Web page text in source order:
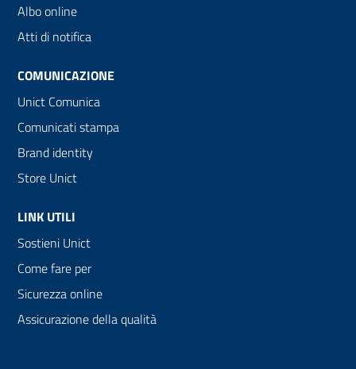
Albo online
Atti di notifica
COMUNICAZIONE
Unict Comunica
Comunicati stampa
Brand identity
Store Unict
LINK UTILI
Sostieni Unict
Come fare per
Sicurezza online
Assicurazione della qualità